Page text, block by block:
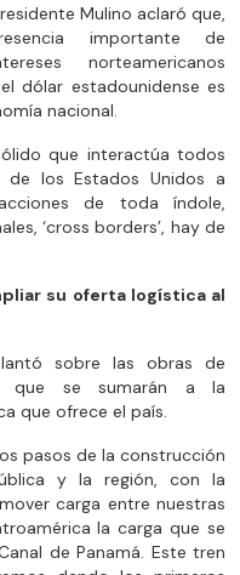
Mulino aclaró que,
importante de
norteamericanos
dólar estadounidense es
nacional.
que interactúa todos
los Estados Unidos a
de toda índole,
‘cross borders’, hay de
su oferta logística al
sobre las obras de
que se sumarán a la
que ofrece el país.
pasos de la construcción
y la región, con la
carga entre nuestras
la carga que se
de Panamá. Este tren